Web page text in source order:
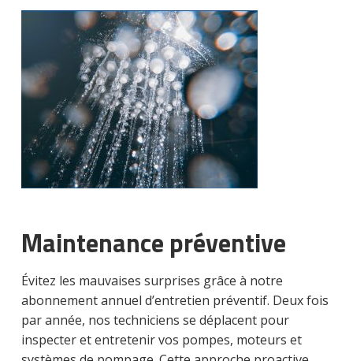
Maintenance préventive
Évitez les mauvaises surprises grâce à notre
abonnement annuel d’entretien préventif. Deux fois
par année, nos techniciens se déplacent pour
inspecter et entretenir vos pompes, moteurs et